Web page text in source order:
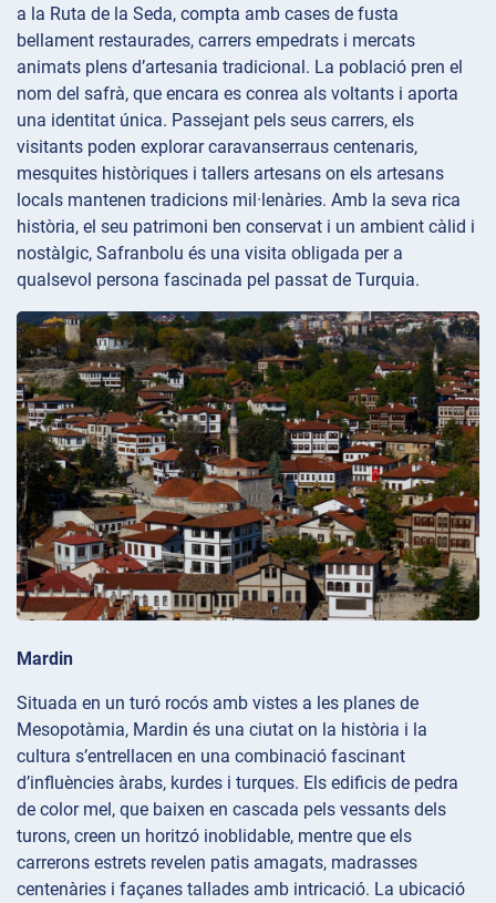
a la Ruta de la Seda, compta amb cases de fusta
bellament restaurades, carrers empedrats i mercats
animats plens d’artesania tradicional. La població pren el
nom del safrà, que encara es conrea als voltants i aporta
una identitat única. Passejant pels seus carrers, els
visitants poden explorar caravanserraus centenaris,
mesquites històriques i tallers artesans on els artesans
locals mantenen tradicions mil·lenàries. Amb la seva rica
història, el seu patrimoni ben conservat i un ambient càlid i
nostàlgic, Safranbolu és una visita obligada per a
qualsevol persona fascinada pel passat de Turquia.
Mardin
Situada en un turó rocós amb vistes a les planes de
Mesopotàmia, Mardin és una ciutat on la història i la
cultura s’entrellacen en una combinació fascinant
d’influències àrabs, kurdes i turques. Els edificis de pedra
de color mel, que baixen en cascada pels vessants dels
turons, creen un horitzó inoblidable, mentre que els
carrerons estrets revelen patis amagats, madrasses
centenàries i façanes tallades amb intricació. La ubicació